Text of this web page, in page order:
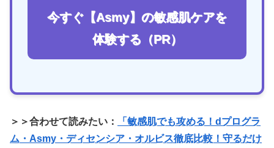
今すぐ【Asmy】の敏感肌ケアを
体験する（PR）
＞＞合わせて読みたい：
「敏感肌でも攻める！dプログラ
ム・Asmy・ディセンシア・オルビス徹底比較！守るだけ